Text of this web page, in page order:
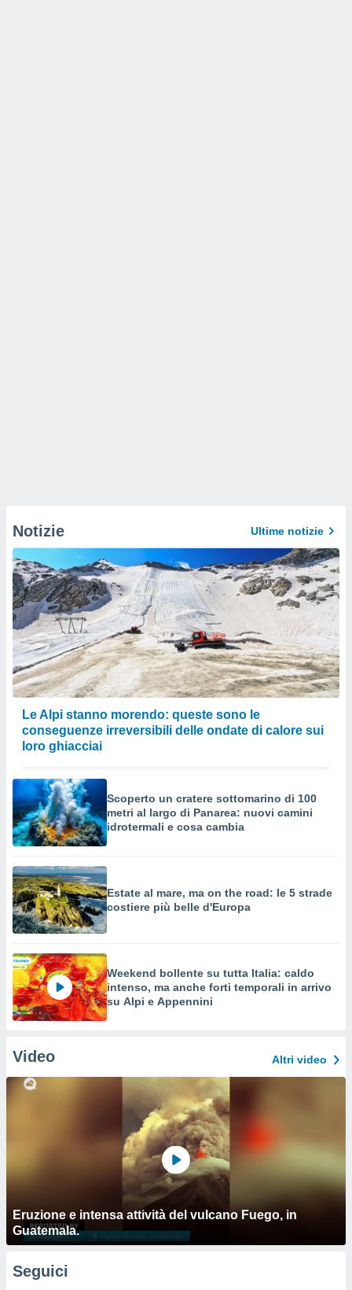
Notizie Ultime notizie
Le Alpi stanno morendo: queste sono le
conseguenze irreversibili delle ondate di calore sui
loro ghiacciai
Scoperto un cratere sottomarino di 100
metri al largo di Panarea: nuovi camini
idrotermali e cosa cambia
Estate al mare, ma on the road: le 5 strade
costiere più belle d'Europa
Weekend bollente su tutta Italia: caldo
intenso, ma anche forti temporali in arrivo
su Alpi e Appennini
Video Altri video
Eruzione e intensa attività del vulcano Fuego, in
Guatemala.
Seguici